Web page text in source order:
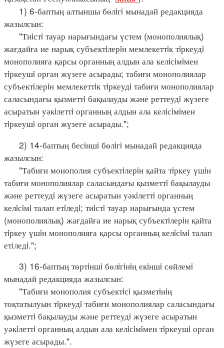
1) 6-баптың алтыншы бөлiгi мынадай редакцияда
жазылсын:
"Тиiстi тауар нарығындағы үстем (монополиялық)
жағдайға ие нарық субъектiлерiн мемлекеттiк тiркеудi
монополияға қарсы органның алдын ала келiсiмiмен
тiркеушi орган жүзеге асырады; табиғи монополиялар
субъектiлерiн мемлекеттiк тiркеудi табиғи монополиялар
саласындағы қызметтi бақылауды және реттеудi жүзеге
асыратын уәкiлеттi органның алдын ала келiсiмiмен
тiркеушi орган жүзеге асырады.";
2) 14-баптың бесiншi бөлiгi мынадай редакцияда
жазылсын:
"Табиғи монополия субъектiлерiн қайта тiркеу үшiн
табиғи монополиялар саласындағы қызметтi бақылауды
және реттеудi жүзеге асыратын уәкiлеттi органның
келiсiмi талап етiледi; тиiстi тауар нарығында үстем
(монополиялық) жағдайға ие нарық субъектiлерiн қайта
тiркеу үшiн монополияға қарсы органның келiсiмi талап
етіледi.";
3) 16-баптың төртiншi бөлiгiнiң екiншi сөйлемi
мынадай редакцияда жазылсын:
"Табиғи монополия субъектiсi қызметiнiң
тоқтатылуын тiркеудi табиғи монополиялар саласындағы
қызметтi бақылауды және реттеудi жүзеге асыратын
уәкiлеттi органның алдын ала келiсiмiмен тiркеушi орган
жүзеге асырады.".